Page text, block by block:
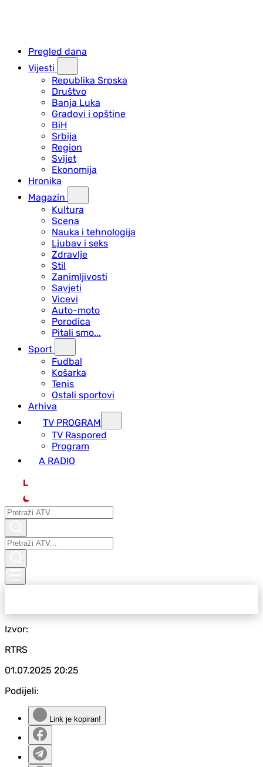
Pregled dana
Vijesti
Republika Srpska
Društvo
Banja Luka
Gradovi i opštine
BiH
Srbija
Region
Svijet
Ekonomija
Hronika
Magazin
Kultura
Scena
Nauka i tehnologija
Ljubav i seks
Zdravlje
Stil
Zanimljivosti
Savjeti
Vicevi
Auto-moto
Porodica
Pitali smo...
Sport
Fudbal
Košarka
Tenis
Ostali sportovi
Arhiva
TV PROGRAM
ТV Raspored
Program
A RADIO
L
Izvor:
RTRS
01.07.2025 20:25
Podijeli:
Link je kopiran!